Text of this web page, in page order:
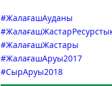
#ЖалағашАуданы
#ЖалағашЖастары
#ЖалағашАруы2017
#СырАруы2018